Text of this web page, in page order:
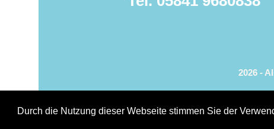
Durch die Nutzung dieser Webseite stimmen Sie der
2026 -